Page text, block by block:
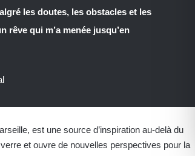
les doutes, les obstacles et les
rêve qui m’a menée jusqu’en
est une source d’inspiration au-delà du
et ouvre de nouvelles perspectives pour la